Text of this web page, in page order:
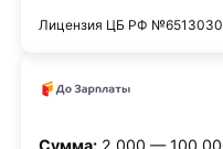
Лицензия ЦБ РФ
Сумма:2 000 — 100